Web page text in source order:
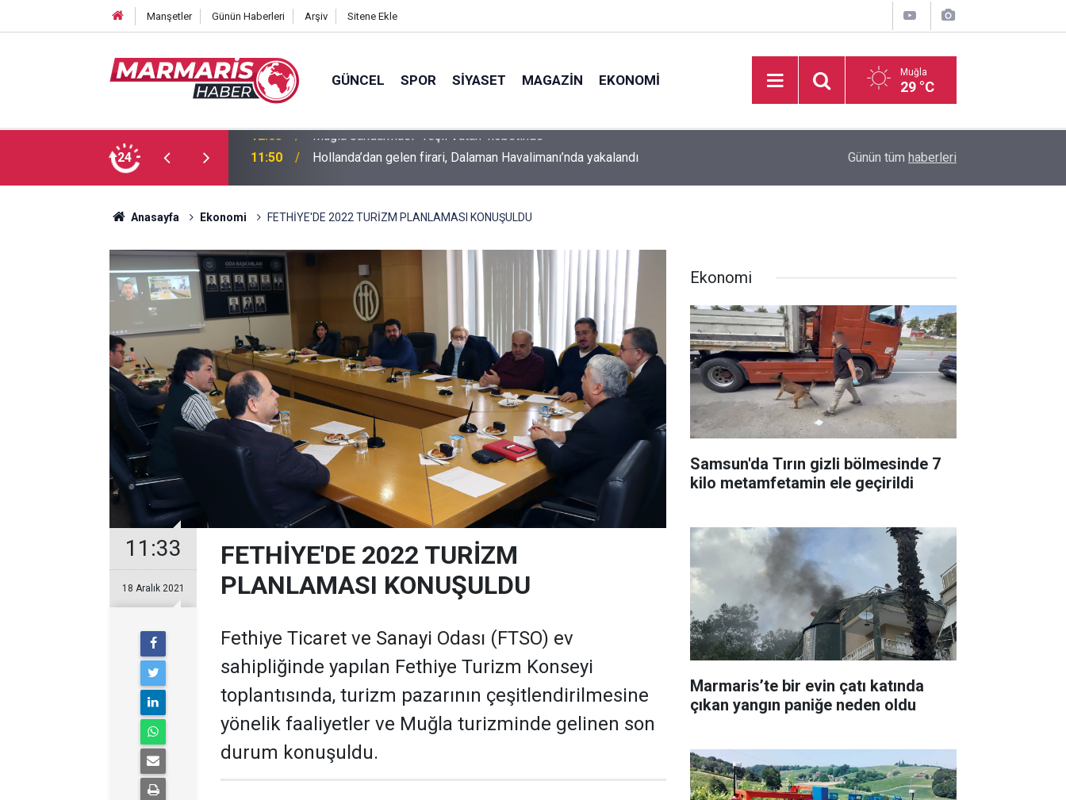
Manşetler Günün Haberleri Arşiv Sitene Ekle
GÜNCEL SPOR SIYASET MAGAZIN EKONOMI Muğla
29 °C
24 11:50 Hollanda’dan gelen firari, Dalaman Havalimanı’nda yakalandı Muğlaspor, Sarıyer maçının hazırlıklarını
Günün tüm haberleri
Anasayfa Ekonomi FETHİYE'DE 2022 TURİZM PLANLAMASI KONUŞULDU
11:33
18 Aralık 2021
FETHİYE'DE 2022 TURİZM
PLANLAMASI KONUŞULDU
Fethiye Ticaret ve Sanayi Odası (FTSO) ev
sahipliğinde yapılan Fethiye Turizm Konseyi
toplantısında, turizm pazarının çeşitlendirilmesine
yönelik faaliyetler ve Muğla turizminde gelinen son
durum konuşuldu.
Ekonomi
Samsun'da Tırın gizli bölmesinde 7
kilo metamfetamin ele geçirildi
Marmaris’te bir evin çatı katında
çıkan yangın paniğe neden oldu